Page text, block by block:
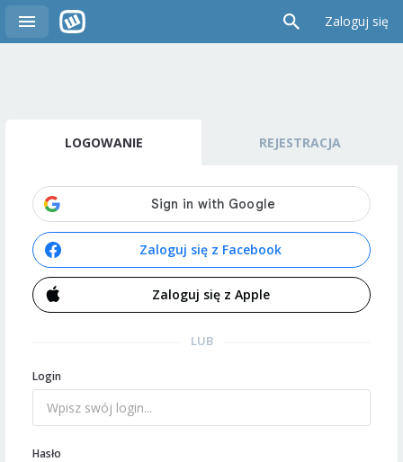
Zaloguj się
LOGOWANIE REJESTRACJA
Zaloguj się z Facebook
Zaloguj się z Apple
LUB
Login
Hasło